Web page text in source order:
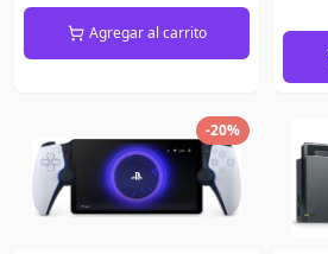
Agregar al carrito
-20%